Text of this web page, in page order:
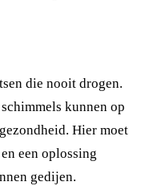
die nooit drogen.
kunnen op
Hier moet
een oplossing
gedijen.